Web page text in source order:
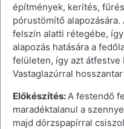
építmények, kerítés,
pórustömítő
felszín alatti rétegébe,
alapozás hatására a
felületen, így azt átfestve
Vastaglazúrral
Előkészítés:A festendő
maradéktalanul a
majd dörzspapírral